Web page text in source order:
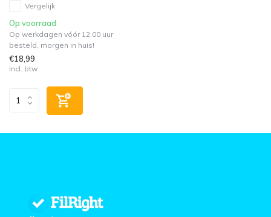
Vergelijk
Op voorraad
Op werkdagen vóór 12.00 uur
besteld, morgen in huis!
€18,99
Incl. btw